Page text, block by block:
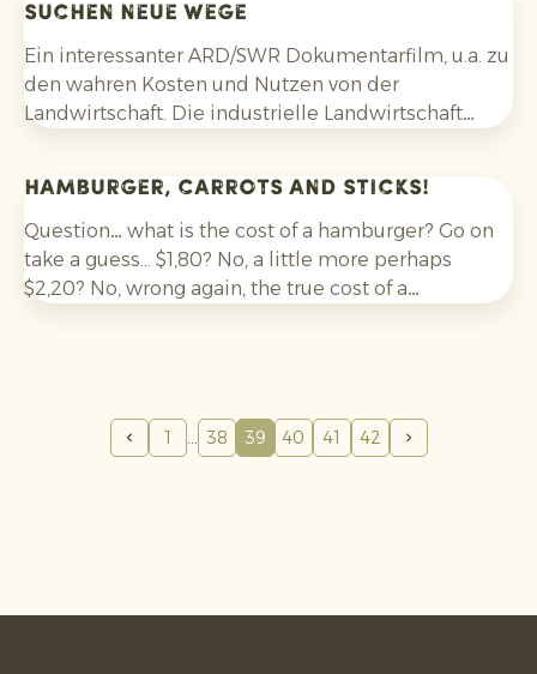
suchen neue Wege
Ein interessanter ARD/SWR Dokumentarfilm, u.a. zu
den wahren Kosten und Nutzen von der
Landwirtschaft. Die industrielle Landwirtschaft
Gibt es Alternativen? Welches Modell der
Bewirtschaftung ist umweltfreundlich und stellt
sicher, dass die Bäuerinnen und Bauern davon
leben können?
Hamburger, Carrots and Sticks!
Question… what is the cost of a hamburger? Go on
take a guess... $1,80? No, a little more perhaps
$2,20? No, wrong again, the true cost of a
1 38 39 40 41 42